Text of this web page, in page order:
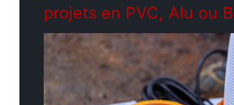
projets en PVC, Alu ou